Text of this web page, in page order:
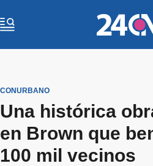
CONURBANO
Una histórica
en Brown que
100 mil vecinos